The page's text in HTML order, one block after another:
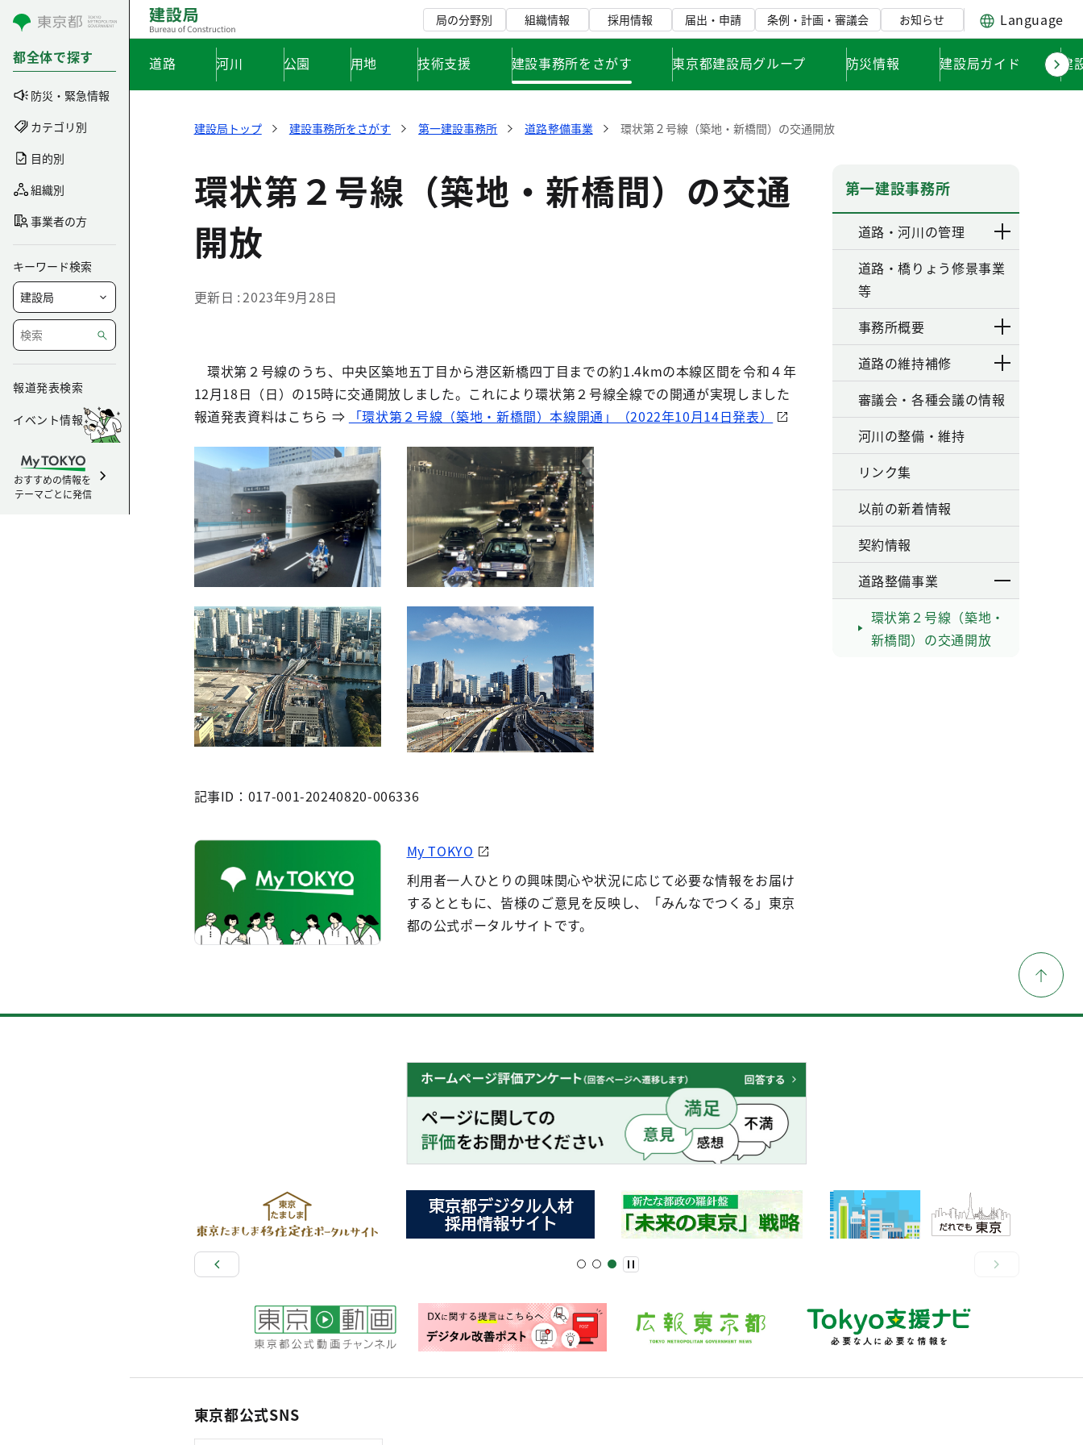
コンテンツにスキップ
都全体で探す
防災・緊急情報
カテゴリ別
目的別
組織別
事業者の方
キーワード検索
報道発表検索
イベント情報
おすすめの情報を
テーマごとに発信
局の分野別 組織情報 採用情報 届出・申請 条例・計画・審議会 お知らせ Language
道路 河川 公園 用地 技術支援 建設事務所をさがす 東京都建設局グループ 防災情報 建設局ガイド 建
建設局トップ 建設事務所をさがす 第一建設事務所 道路整備事業 環状第２号線（築地・新橋間）の交通開放
環状第２号線（築地・新橋間）の交通
開放
更新日 2023年9月28日
環状第２号線のうち、中央区築地五丁目から港区新橋四丁目までの約1.4kmの本線区間を令和４年
12月18日（日）の15時に交通開放しました。これにより環状第２号線全線での開通が実現しました
報道発表資料はこちら ⇒
「環状第２号線（築地・新橋間）本線開通」（2022年10月14日発表）
記事ID：017-001-20240820-006336
My TOKYO
利用者一人ひとりの興味関心や状況に応じて必要な情報をお届け
するとともに、皆様のご意見を反映し、「みんなでつくる」東京
都の公式ポータルサイトです。
第一建設事務所
道路・河川の管理
道路・橋りょう修景事業
等
事務所概要
道路の維持補修
審議会・各種会議の情報
河川の整備・維持
リンク集
以前の新着情報
契約情報
道路整備事業
環状第２号線（築地・
新橋間）の交通開放
東京都公式SNS